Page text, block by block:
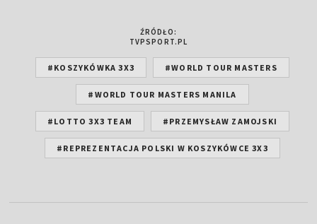
ŹRÓDŁO:
TVPSPORT.PL
#KOSZYKÓWKA 3X3 #WORLD TOUR MASTERS
#WORLD TOUR MASTERS MANILA
#LOTTO 3X3 TEAM #PRZEMYSŁAW ZAMOJSKI
#REPREZENTACJA POLSKI W KOSZYKÓWCE 3X3